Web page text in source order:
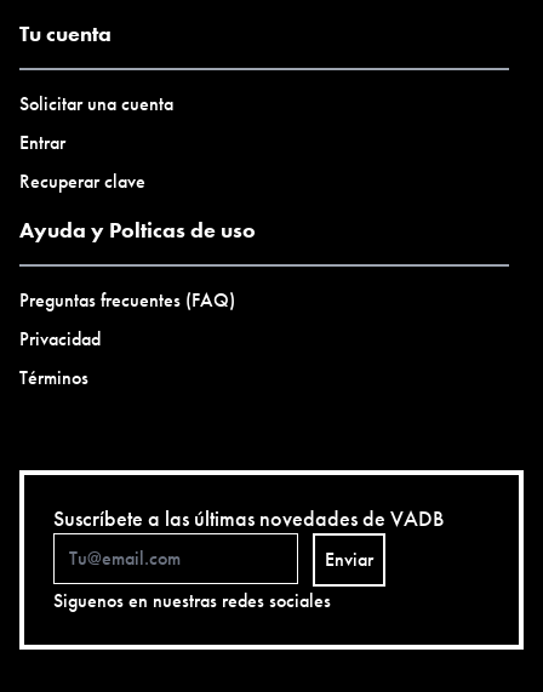
Tu cuenta
Solicitar una cuenta
Entrar
Recuperar clave
Ayuda y Polticas de uso
Preguntas frecuentes (FAQ)
Privacidad
Términos
Suscríbete a las últimas novedades de VADB
Enviar
Siguenos en nuestras redes sociales